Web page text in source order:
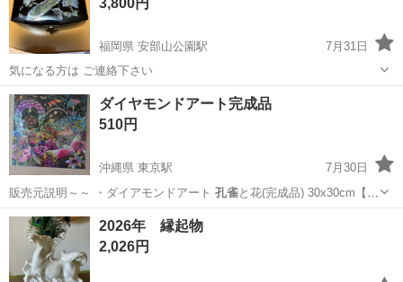
福岡県 安部山公園駅
7月31日
気になる方は ご連絡下さい
福岡 北九州市 安部山公園駅 その他
ダイヤモンドアート完成品
510円
沖縄県 東京駅
7月30日
販売元説明～～ ・ダイアモンドアート 孔雀と花(完成品) 30x30cm【目
立っ…
沖縄 宜野湾市 東京駅 インテリア雑貨/小物
2026年 縁起物
2,026円